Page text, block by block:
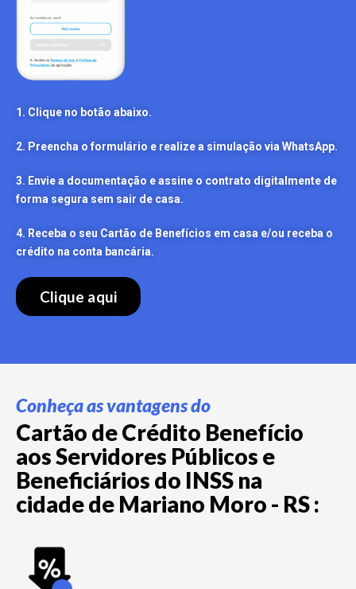
1. Clique no botão abaixo.
2. Preencha o formulário e realize a simulação via WhatsApp.
3. Envie a documentação e assine o contrato digitalmente de
forma segura sem sair de casa.
4. Receba o seu Cartão de Benefícios em casa e/ou receba o
crédito na conta bancária.
Clique aqui
Conheça as vantagens do
Cartão de Crédito Benefício
aos Servidores Públicos e
Beneficiários do INSS na
cidade de Mariano Moro - RS :